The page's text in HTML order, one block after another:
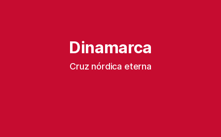
Dinamarca
Cruz nórdica eterna